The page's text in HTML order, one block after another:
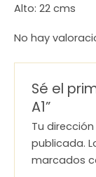
Alto: 22 cms
No hay
Sé el
A1”
Tu
publicada.
marcados